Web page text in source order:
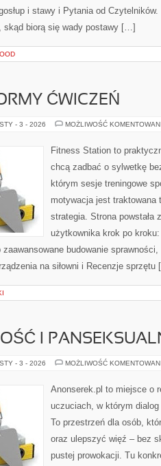
i stawy i Pytania od
skąd biorą się wady postawy […]
ĆWICZEŃ
STY - 3 - 2026 MOŻLIWOŚĆ
Fitness Station to
chcą zadbać o sylwetkę
którym sesje treningowe
motywacja jest traktowana
strategia. Strona
użytkownika krok po
zaawansowane budowanie
na siłowni i Recenzje
I
STY - 3 - 2026 MOŻLIWOŚĆ
Anonserek.pl to miejsce o
uczuciach, w którym
To przestrzeń dla osób,
oraz ulepszyć więź – bez
pustej prowokacji. Tu